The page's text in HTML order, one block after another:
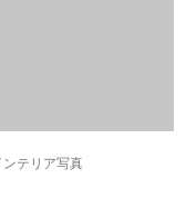
テリア写真